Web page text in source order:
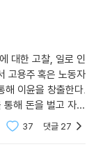
해 이윤을 창출한다.
해 돈을 벌고 자신
다. 일에 대한 고찰,
37 댓글 27